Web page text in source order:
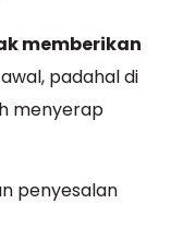
memberikan
padahal di
menyerap
penyesalan